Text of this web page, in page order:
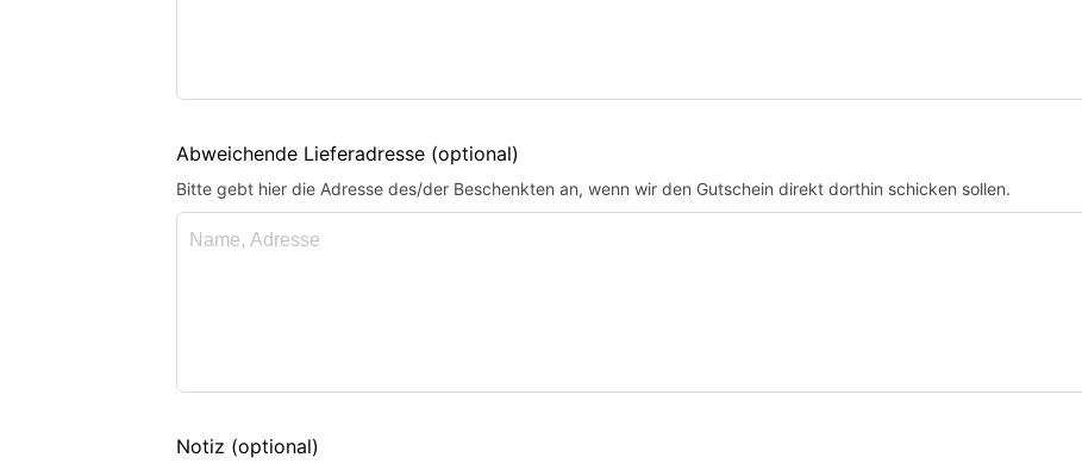
Abweichende Lieferadresse (optional)
Bitte gebt hier die Adresse des/der Beschenkten an, wenn wir den Gutschein direkt dorthin schicken sollen.
Notiz (optional)